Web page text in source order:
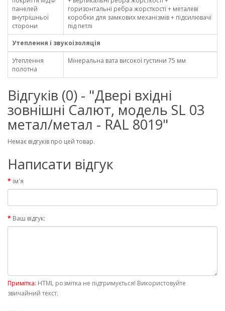
панелей
внутрішньої
сторони
горизонтальні ребра жорсткості + металеві
коробки для замкових механізмів + підсилювачі
під петлі
Утеплення і звукоізоляція
Утеплення
полотна
Мінеральна вата високої густини 75 мм
Відгуків (0) - "Двері вхідні
зовнішні Салют, модель SL 03
метал/метал - RAL 8019"
Немає відгуків про цей товар.
Написати відгук
ім'я
Ваш відгук:
Примітка: HTML розмітка не підтримується! Використовуйте
звичайний текст.